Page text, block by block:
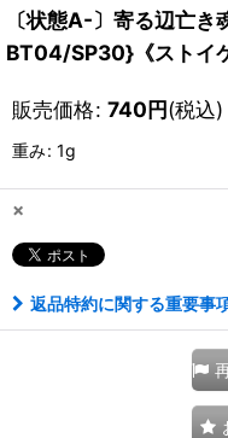
〔状態A-〕寄る辺亡
BT04/SP30}《ストイ
販売価格: 740円(税込)
重み: 1g
×
返品特約に関する重要事